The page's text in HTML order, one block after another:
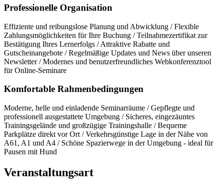
Professionelle Organisation
Effiziente und reibungslose Planung und Abwicklung / Flexible
Zahlungsmöglichkeiten für Ihre Buchung / Teilnahmezertifikat zur
Bestätigung Ihres Lernerfolgs / Attraktive Rabatte und
Gutscheinangebote / Regelmäßige Updates und News über unseren
Newsletter / Modernes und benutzerfreundliches Webkonferenztool
für Online-Seminare
Komfortable Rahmenbedingungen
Moderne, helle und einladende Seminarräume / Gepflegte und
professionell ausgestattete Umgebung / Sicheres, eingezäuntes
Trainingsgelände und großzügige Trainingshalle / Bequeme
Parkplätze direkt vor Ort / Verkehrsgünstige Lage in der Nähe von
A61, A1 und A4 / Schöne Spazierwege in der Umgebung - ideal für
Pausen mit Hund
Veranstaltungsart